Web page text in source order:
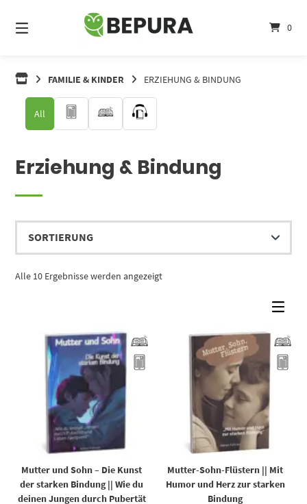
zum
Inhalt
0
FAMILIE & KINDER ERZIEHUNG & BINDUNG
Erziehung & Bindung
Alle 10 Ergebnisse werden angezeigt
All
Mutter und Sohn – Die Kunst
der starken Bindung || Wie du
deinen Jungen durch Pubertät
Mutter-Sohn-Flüstern || Mit
Humor und Herz zur starken
Bindung